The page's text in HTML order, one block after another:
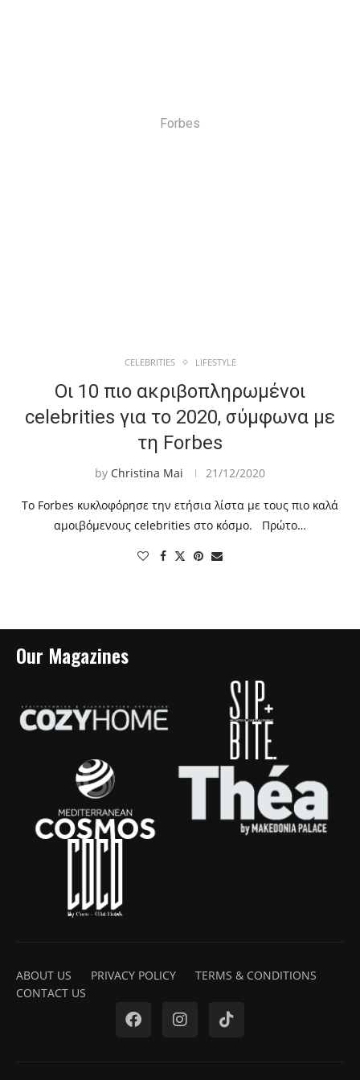
Forbes
CELEBRITIES LIFESTYLE
Οι 10 πιο ακριβοπληρωμένοι
celebrities για το 2020, σύμφωνα με
τη Forbes
by Christina Mai 21/12/2020
Το Forbes κυκλοφόρησε την ετήσια λίστα με τους πιο καλά
αμοιβόμενους celebrities στο κόσμο. Πρώτο…
Our Magazines
ABOUT US PRIVACY POLICY
TERMS & CONDITIONS
CONTACT US